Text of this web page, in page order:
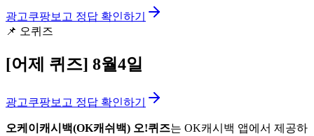
광고쿠팡보고 정답 확인하기
📌 오퀴즈
[어제 퀴즈] 8월4일
광고쿠팡보고 정답 확인하기
오케이캐시백(OK캐쉬백) 오!퀴즈는 OK캐시백 앱에서 제공하